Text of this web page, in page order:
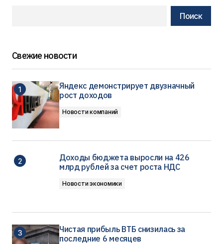
Поиск
Свежие новости
Яндекс демонстрирует двузначный
рост доходов
Новости компаний
Доходы бюджета выросли на 426
млрд рублей за счет роста НДС
Новости экономики
Чистая прибыль ВТБ снизилась за
последние 6 месяцев